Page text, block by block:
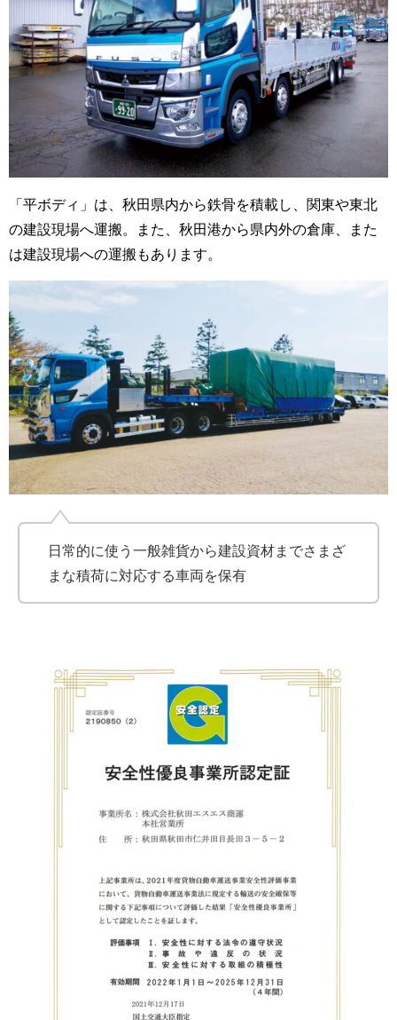
「平ボディ」は、秋田県内から鉄骨を積載し、関東や東北
の建設現場へ運搬。また、秋田港から県内外の倉庫、また
は建設現場への運搬もあります。
日常的に使う一般雑貨から建設資材までさまざ
まな積荷に対応する車両を保有